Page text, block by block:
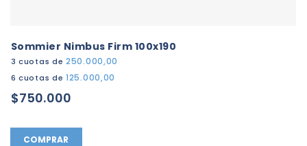
Sommier Nimbus Firm 100x190
3 cuotas de250.000,00
6 cuotas de125.000,00
$750.000
COMPRAR